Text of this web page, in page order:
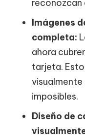
reconozcan
Imágenes
completa:
ahora
tarjeta.
imposibles.
Diseño de